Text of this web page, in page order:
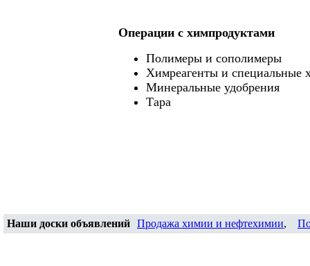
Операции c химпродуктами
Полимеры и сополимеры
Химреагенты и специальные
Минеральные удобрения
Тара
Наши доски объявлений Продажа химии и нефтехимии,